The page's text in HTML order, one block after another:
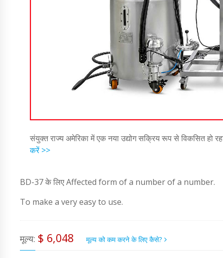
संयुक्त राज्य अमेरिका में एक नया उद्योग सक्रिय रूप से विकसित हो
करें >>
BD-37 के लिए Affected form of a number of a number.
To make a very easy to use.
मूल्य: $ 6,048 मूल्य को कम करने के लिए कैसे?